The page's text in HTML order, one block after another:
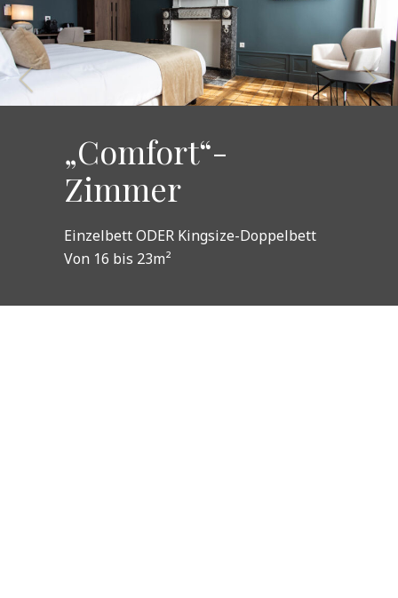
„Comfort“-
Zimmer
Einzelbett ODER Kingsize-Doppelbett
Von 16 bis 23m²